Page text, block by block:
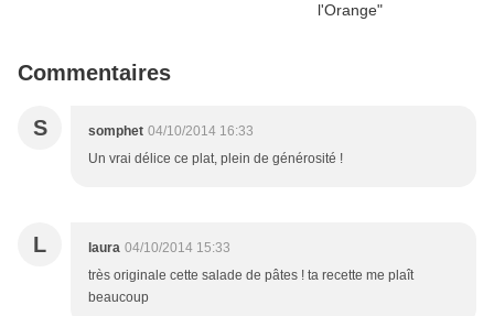
Commentaires
S somphet 04/10/2014 16:33
Un vrai délice ce plat, plein de générosité !
L laura 04/10/2014 15:33
très originale cette salade de pâtes ! ta recette me plaît
beaucoup